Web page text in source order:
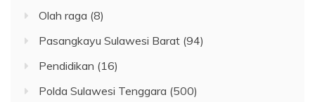
Olah raga (8)
Pasangkayu Sulawesi Barat (94)
Pendidikan (16)
Polda Sulawesi Tenggara (500)